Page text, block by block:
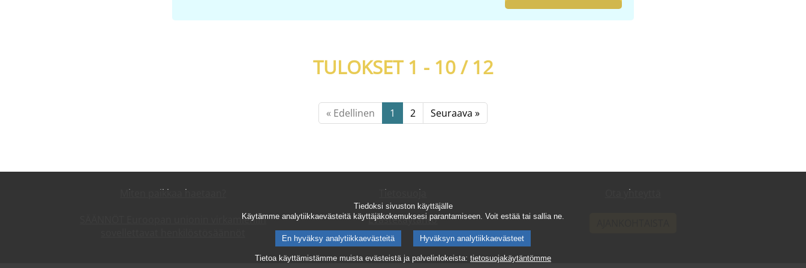
Tiedoksi sivuston käyttäjälle
Käytämme analytiikkaevästeitä käyttäjäkokemuksesi parantamiseen. Voit estää tai sallia ne.
En hyväksy analytiikkaevästeitä Hyväksyn analytiikkaevästeet
Tietoa käyttämistämme muista evästeistä ja palvelinlokeista: tietosuojakäytäntömme
TULOKSET 1 - 10 /12
« Edellinen 1 2 Seuraava »
Miten paikkaa haetaan?
SÄÄNNÖT Euroopan unionin virkamiehiin
Tietosuoja
Evästekäytäntö
Ota yhteyttä